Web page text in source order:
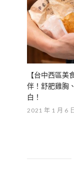
【台中西區
伴！舒肥雞胸
白！
2021 年 1 月 6